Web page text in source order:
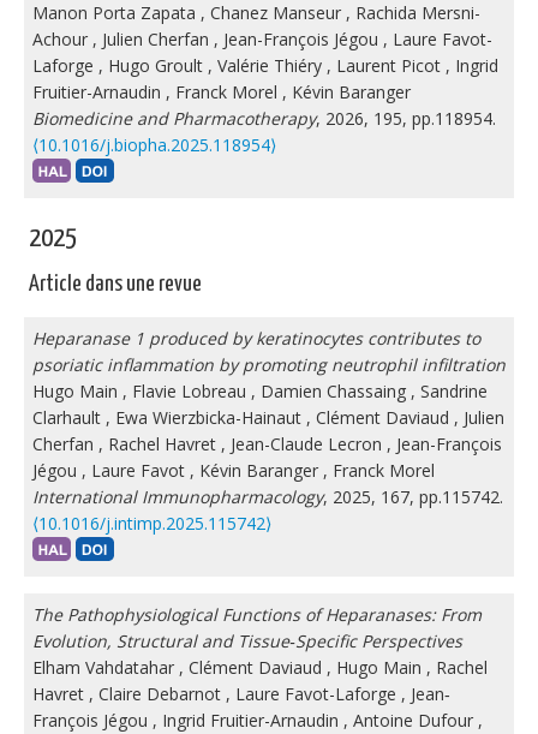
Manon Porta Zapata , Chanez Manseur , Rachida Mersni-
Achour , Julien Cherfan , Jean-François Jégou , Laure Favot-
Laforge , Hugo Groult , Valérie Thiéry , Laurent Picot , Ingrid
Fruitier-Arnaudin , Franck Morel , Kévin Baranger
Biomedicine and Pharmacotherapy, 2026, 195, pp.118954.
⟨10.1016/j.biopha.2025.118954⟩
2025
Article dans une revue
Heparanase 1 produced by keratinocytes contributes to
psoriatic inflammation by promoting neutrophil infiltration
Hugo Main , Flavie Lobreau , Damien Chassaing , Sandrine
Clarhault , Ewa Wierzbicka-Hainaut , Clément Daviaud , Julien
Cherfan , Rachel Havret , Jean-Claude Lecron , Jean-François
Jégou , Laure Favot , Kévin Baranger , Franck Morel
International Immunopharmacology, 2025, 167, pp.115742.
⟨10.1016/j.intimp.2025.115742⟩
The Pathophysiological Functions of Heparanases: From
Evolution, Structural and Tissue‐Specific Perspectives
Elham Vahdatahar , Clément Daviaud , Hugo Main , Rachel
Havret , Claire Debarnot , Laure Favot-Laforge , Jean‐
François Jégou , Ingrid Fruitier-Arnaudin , Antoine Dufour ,